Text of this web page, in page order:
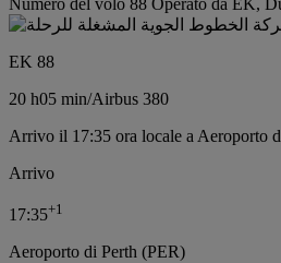
EK 88
20 h05 min/Airbus 380
Arrivo il 17:35 ora locale a Aeroporto
Arrivo
17:35+1
Aeroporto di Perth (PER)